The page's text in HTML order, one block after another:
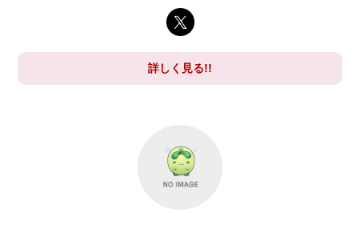
詳しく見る!!